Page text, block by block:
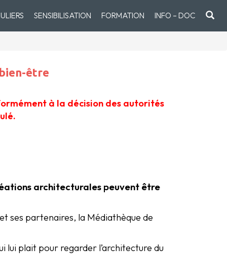
SENSIBILISATION FORMATION INFO – DOC
être
à la décision des autorités
architecturales peuvent être
ses partenaires, la Médiathèque de
plait pour regarder l’architecture du